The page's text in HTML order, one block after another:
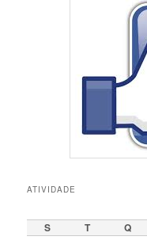
ATIVIDADE
S T Q